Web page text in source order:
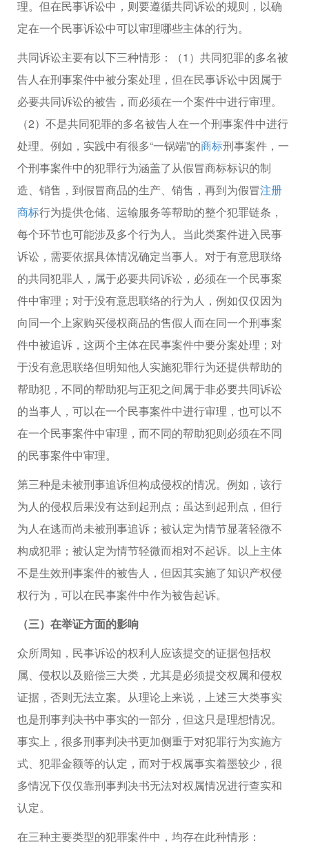
理。但在民事诉讼中，则要遵循共同诉讼的规则，以确
定在一个民事诉讼中可以审理哪些主体的行为。
共同诉讼主要有以下三种情形：（1）共同犯罪的多名被
告人在刑事案件中被分案处理，但在民事诉讼中因属于
必要共同诉讼的被告，而必须在一个案件中进行审理。
（2）不是共同犯罪的多名被告人在一个刑事案件中进行
处理。例如，实践中有很多“一锅端”的商标刑事案件，一
个刑事案件中的犯罪行为涵盖了从假冒商标标识的制
造、销售，到假冒商品的生产、销售，再到为假冒注册
商标行为提供仓储、运输服务等帮助的整个犯罪链条，
每个环节也可能涉及多个行为人。当此类案件进入民事
诉讼，需要依据具体情况确定当事人。对于有意思联络
的共同犯罪人，属于必要共同诉讼，必须在一个民事案
件中审理；对于没有意思联络的行为人，例如仅仅因为
向同一个上家购买侵权商品的售假人而在同一个刑事案
件中被追诉，这两个主体在民事案件中要分案处理；对
于没有意思联络但明知他人实施犯罪行为还提供帮助的
帮助犯，不同的帮助犯与正犯之间属于非必要共同诉讼
的当事人，可以在一个民事案件中进行审理，也可以不
在一个民事案件中审理，而不同的帮助犯则必须在不同
的民事案件中审理。
第三种是未被刑事追诉但构成侵权的情况。例如，该行
为人的侵权后果没有达到起刑点；虽达到起刑点，但行
为人在逃而尚未被刑事追诉；被认定为情节显著轻微不
构成犯罪；被认定为情节轻微而相对不起诉。以上主体
不是生效刑事案件的被告人，但因其实施了知识产权侵
权行为，可以在民事案件中作为被告起诉。
（三）在举证方面的影响
众所周知，民事诉讼的权利人应该提交的证据包括权
属、侵权以及赔偿三大类，尤其是必须提交权属和侵权
证据，否则无法立案。从理论上来说，上述三大类事实
也是刑事判决书中事实的一部分，但这只是理想情况。
事实上，很多刑事判决书更加侧重于对犯罪行为实施方
式、犯罪金额等的认定，而对于权属事实着墨较少，很
多情况下仅仅靠刑事判决书无法对权属情况进行查实和
认定。
在三种主要类型的犯罪案件中，均存在此种情形：